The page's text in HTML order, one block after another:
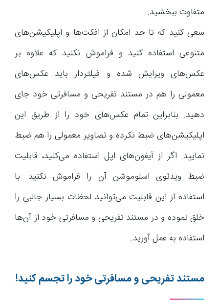
متفاوت ببخشید.
سعی کنید که تا حد امکان از افکت‌ها و اپلیکیشن‌های
متنوعی استفاده کنید و فراموش نکنید که علاوه بر
عکس‌های ویرایش شده و فیلتردار باید عکس‌های
معمولی را هم در مستند تفریحی و مسافرتی خود جای
دهید. بنابراین تمام عکس‌های خود را از طریق این
اپلیکیشن‌های ضبط نکرده و تصاویر معمولی را هم ضبط
نمایید. اگر از آیفون‌های اپل استفاده می‌کنید، قابلیت
ضبط ویدئوی اسلوموشن آن را فراموش نکنید. با
استفاده از این قابلیت می‌توانید لحظات بسیار جالبی را
خلق نموده و در مستند تفریحی و مسافرتی خود از آن‌ها
استفاده به عمل آورید.
مستند تفریحی و مسافرتی خود را تجسم کنید!